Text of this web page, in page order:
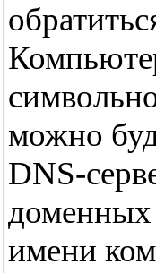
можно
DNS-
доменных
имени